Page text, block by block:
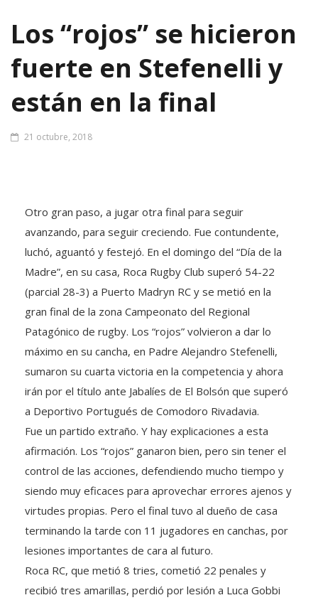
Los “rojos” se hicieron
fuerte en Stefenelli y
están en la final
avanzando, para seguir creciendo. Fue contundente,
luchó, aguantó y festejó. En el domingo del “Día de la
Madre”, en su casa, Roca Rugby Club superó 54-22
(parcial 28-3) a Puerto Madryn RC y se metió en la
gran final de la zona Campeonato del Regional
Patagónico de rugby. Los “rojos” volvieron a dar lo
máximo en su cancha, en Padre Alejandro Stefenelli,
sumaron su cuarta victoria en la competencia y ahora
irán por el título ante Jabalíes de El Bolsón que superó
a Deportivo Portugués de Comodoro Rivadavia.
Fue un partido extraño. Y hay explicaciones a esta
afirmación. Los “rojos” ganaron bien, pero sin tener el
control de las acciones, defendiendo mucho tiempo y
siendo muy eficaces para aprovechar errores ajenos y
virtudes propias. Pero el final tuvo al dueño de casa
terminando la tarde con 11 jugadores en canchas, por
lesiones importantes de cara al futuro.
Roca RC, que metió 8 tries, cometió 22 penales y
recibió tres amarillas, perdió por lesión a Luca Gobbi
(rodilla), Marcos Righi (rodilla) y Denis De Pedro